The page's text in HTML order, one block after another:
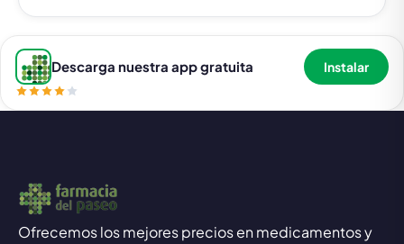
Descarga nuestra app gratuita Instalar
Ofrecemos los mejores precios en medicamentos y